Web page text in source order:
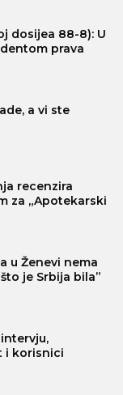
dosijea 88-8): U
prava
a vi ste
recenzira
za „Apotekarski
u Ženevi nema
je Srbija bila”
i korisnici